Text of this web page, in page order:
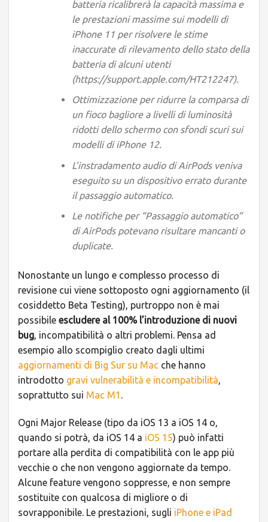
batteria ricalibrerà la capacità massima e
le prestazioni massime sui modelli di
iPhone 11 per risolvere le stime
inaccurate di rilevamento dello stato della
batteria di alcuni utenti
(https://support.apple.com/HT212247).
Ottimizzazione per ridurre la comparsa di
un fioco bagliore a livelli di luminosità
ridotti dello schermo con sfondi scuri sui
modelli di iPhone 12.
L’instradamento audio di AirPods veniva
eseguito su un dispositivo errato durante
il passaggio automatico.
Le notifiche per “Passaggio automatico”
di AirPods potevano risultare mancanti o
duplicate.
Nonostante un lungo e complesso processo di
revisione cui viene sottoposto ogni aggiornamento (il
cosiddetto Beta Testing), purtroppo non è mai
possibile escludere al 100% l’introduzione di nuovi
bug, incompatibilità o altri problemi. Pensa ad
esempio allo scompiglio creato dagli ultimi
aggiornamenti di Big Sur su Mac che hanno
introdotto gravi vulnerabilità e incompatibilità,
soprattutto sui Mac M1 .
Ogni Major Release (tipo da iOS 13 a iOS 14 o,
quando si potrà, da iOS 14 a iOS 15) può infatti
portare alla perdita di compatibilità con le app più
vecchie o che non vengono aggiornate da tempo.
Alcune feature vengono soppresse, e non sempre
sostituite con qualcosa di migliore o di
sovrapponibile. Le prestazioni, sugli iPhone e iPad